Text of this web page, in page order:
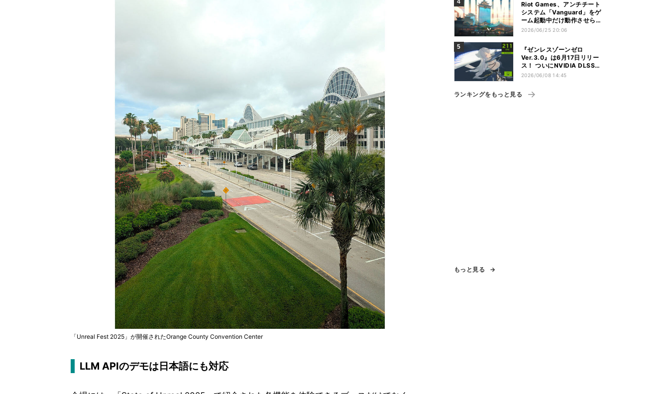
「Unreal Fest 2025」が開催されたOrange County Convention Center
LLM APIのデモは日本語にも対応
Riot Games、アンチチート
システム「Vanguard」をゲ
ーム起動中だけ動作させられ
るように
2026/06/25 20:06
『ゼンレスゾーンゼロ
Ver.3.0』は6月17日リリー
ス！ ついにNVIDIA DLSS対
応、レイトレ・フレーム生成
2026/06/08 14:45
ランキングをもっと見る
もっと見る